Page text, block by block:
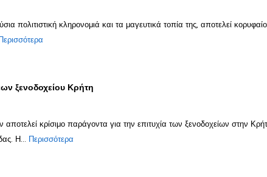
πολιτιστική κληρονομιά και τα μαγευτικά τοπία της, αποτελεί
ξενοδοχείου Κρήτη
αποτελεί κρίσιμο παράγοντα για την επιτυχία των ξενοδοχείων στην
Η... Περισσότερα